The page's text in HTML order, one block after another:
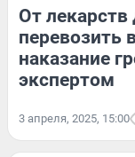
От
перевозить
наказание
экспертом
3 апреля, 2025, 15:00